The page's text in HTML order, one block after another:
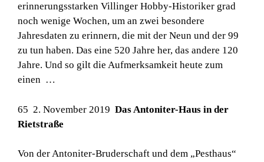
erinnerungsstarken Villinger Hobby-Historiker grad
noch wenige Wochen, um an zwei besondere
Jahresdaten zu erinnern, die mit der Neun und der 99
zu tun haben. Das eine 520 Jahre her, das andere 120
Jahre. Und so gilt die Aufmerksamkeit heute zum
einen …
65 2. November 2019 Das Antoniter-Haus in der
Rietstraße
Von der Antoniter-Bruderschaft und dem „Pesthaus“